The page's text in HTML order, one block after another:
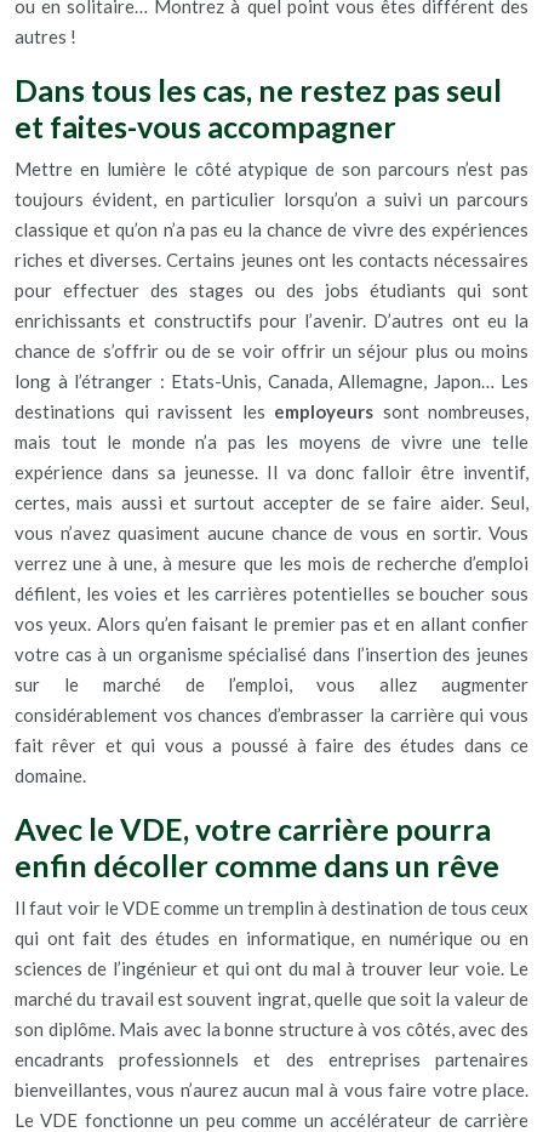
ou en solitaire… Montrez à quel point vous êtes différent des
autres !
Dans tous les cas, ne restez pas seul
et faites-vous accompagner
Mettre en lumière le côté atypique de son parcours n’est pas
toujours évident, en particulier lorsqu’on a suivi un parcours
classique et qu’on n’a pas eu la chance de vivre des expériences
riches et diverses. Certains jeunes ont les contacts nécessaires
pour effectuer des stages ou des jobs étudiants qui sont
enrichissants et constructifs pour l’avenir. D’autres ont eu la
chance de s’offrir ou de se voir offrir un séjour plus ou moins
long à l’étranger : Etats-Unis, Canada, Allemagne, Japon… Les
destinations qui ravissent les employeurs sont nombreuses,
mais tout le monde n’a pas les moyens de vivre une telle
expérience dans sa jeunesse. Il va donc falloir être inventif,
certes, mais aussi et surtout accepter de se faire aider. Seul,
vous n’avez quasiment aucune chance de vous en sortir. Vous
verrez une à une, à mesure que les mois de recherche d’emploi
défilent, les voies et les carrières potentielles se boucher sous
vos yeux. Alors qu’en faisant le premier pas et en allant confier
votre cas à un organisme spécialisé dans l’insertion des jeunes
sur le marché de l’emploi, vous allez augmenter
considérablement vos chances d’embrasser la carrière qui vous
fait rêver et qui vous a poussé à faire des études dans ce
domaine.
Avec le VDE, votre carrière pourra
enfin décoller comme dans un rêve
Il faut voir le VDE comme un tremplin à destination de tous ceux
qui ont fait des études en informatique, en numérique ou en
sciences de l’ingénieur et qui ont du mal à trouver leur voie. Le
marché du travail est souvent ingrat, quelle que soit la valeur de
son diplôme. Mais avec la bonne structure à vos côtés, avec des
encadrants professionnels et des entreprises partenaires
bienveillantes, vous n’aurez aucun mal à vous faire votre place.
Le VDE fonctionne un peu comme un accélérateur de carrière